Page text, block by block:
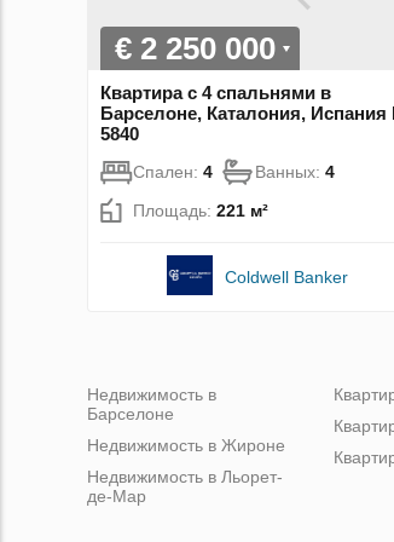
€ 2 250 000
Квартира с 4 спальнями в
Барселоне, Каталония,
5840
Спален: 4 Ванных: 4
Площадь: 221 м²
Coldwell Banker
Недвижимость в
Барселоне
Недвижимость в Жироне
Недвижимость в Льорет-
де-Мар